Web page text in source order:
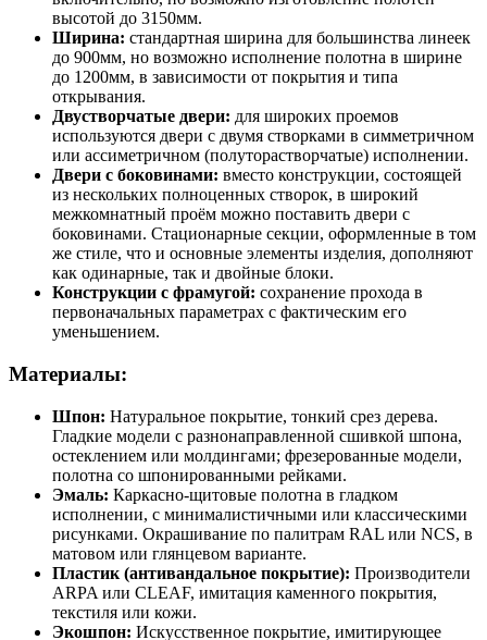
высотой до 3150мм.
Ширина: стандартная ширина для большинства линеек
до 900мм, но возможно исполнение полотна в ширине
до 1200мм, в зависимости от покрытия и типа
открывания.
Двустворчатые двери: для широких проемов
используются двери с двумя створками в симметричном
или ассиметричном (полуторастворчатые) исполнении.
Двери с боковинами: вместо конструкции, состоящей
из нескольких полноценных створок, в широкий
межкомнатный проём можно поставить двери с
боковинами. Стационарные секции, оформленные в том
же стиле, что и основные элементы изделия, дополняют
как одинарные, так и двойные блоки.
Конструкции с фрамугой: сохранение прохода в
первоначальных параметрах с фактическим его
уменьшением.
Материалы:
Шпон: Натуральное покрытие, тонкий срез дерева.
Гладкие модели с разнонаправленной сшивкой шпона,
остеклением или молдингами; фрезерованные модели,
полотна со шпонированными рейками.
Эмаль: Каркасно-щитовые полотна в гладком
исполнении, с минималистичными или классическими
рисунками. Окрашивание по палитрам RAL или NCS, в
матовом или глянцевом варианте.
Пластик (антивандальное покрытие): Производители
ARPA или CLEAF, имитация каменного покрытия,
текстиля или кожи.
Экошпон: Искусственное покрытие, имитирующее